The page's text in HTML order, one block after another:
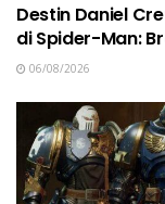
Destin Daniel
di Spider-Man:
06/08/2026